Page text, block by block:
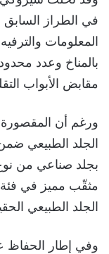
المعلومات
بالمناخ وعدد
مقابض الأبواب
ورغم أن المقصورة
الجلد الطبيعي
الجلد الطبيعي
وفي إطار الحفاظ